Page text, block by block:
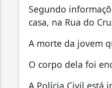
Segundo
casa, na Rua do
A morte da jovem
O corpo dela foi
A Polícia Civil está